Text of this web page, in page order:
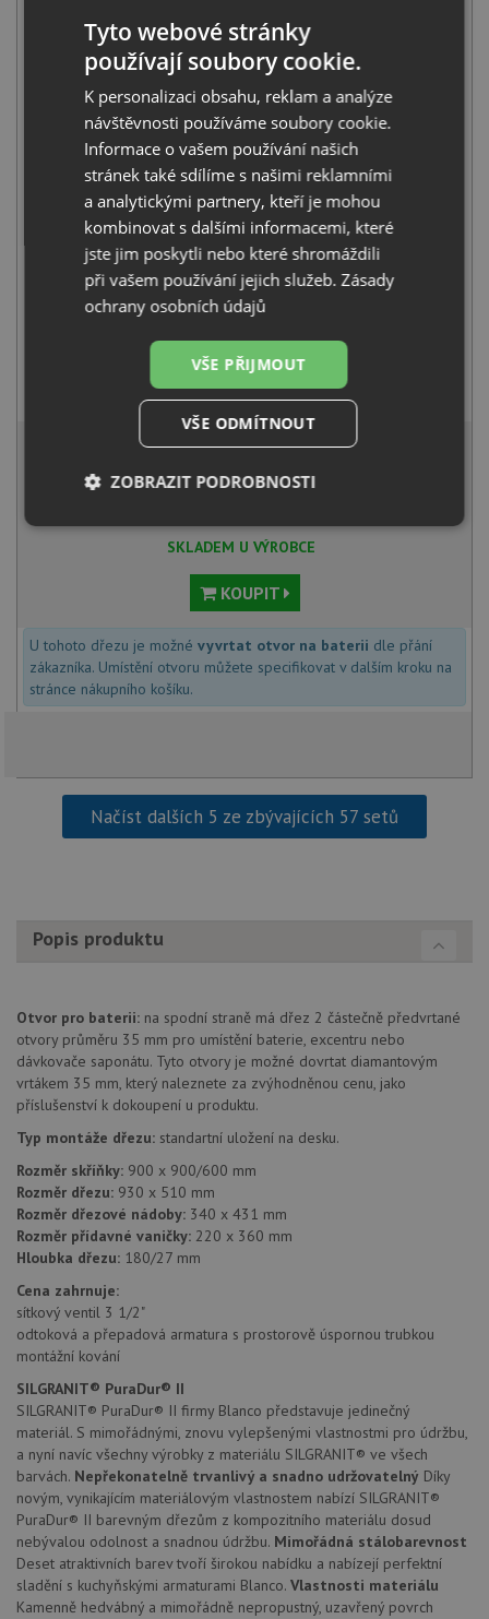
Blanco ZIA 9 E černá 526031
9 351 Kčs DPH
+
Blanco MILI černá matná 526665
3 411 Kčs DPH
12 124 Kčs DPH
Běžná cena:12 762 Kč
SKLADEM U VÝROBCE
KOUPIT
U tohoto dřezu je možné vyvrtat otvor na baterii dle přání
zákazníka. Umístění otvoru můžete specifikovat v dalším kroku na
stránce nákupního košíku.
Načíst dalších 5 ze zbývajících 57 setů
Popis produktu
Otvor pro baterii: na spodní straně má dřez 2 částečně předvrtané
otvory průměru 35 mm pro umístění baterie, excentru nebo
dávkovače saponátu. Tyto otvory je možné dovrtat diamantovým
vrtákem 35 mm, který naleznete za zvýhodněnou cenu, jako
příslušenství k dokoupení u produktu.
Typ montáže dřezu: standartní uložení na desku.
Rozměr skříňky: 900 x 900/600 mm
Rozměr dřezu: 930 x 510 mm
Rozměr dřezové nádoby: 340 x 431 mm
Rozměr přídavné vaničky: 220 x 360 mm
Hloubka dřezu: 180/27 mm
Cena zahrnuje:
sítkový ventil 3 1/2"
odtoková a přepadová armatura s prostorově úspornou trubkou
montážní kování
SILGRANIT® PuraDur® II
SILGRANIT® PuraDur® II firmy Blanco představuje jedinečný
materiál. S mimořádnými, znovu vylepšenými vlastnostmi pro údržbu,
a nyní navíc všechny výrobky z materiálu SILGRANIT® ve všech
barvách. Nepřekonatelně trvanlivý a snadno udržovatelný Díky
novým, vynikajícím materiálovým vlastnostem nabízí SILGRANIT®
PuraDur® II barevným dřezům z kompozitního materiálu dosud
nebývalou odolnost a snadnou údržbu. Mimořádná stálobarevnost
Deset atraktivních barev tvoří širokou nabídku a nabízejí perfektní
sladění s kuchyňskými armaturami Blanco. Vlastnosti materiálu
Kamenně hedvábný a mimořádně nepropustný, uzavřený povrch
Tyto webové stránky
používají soubory cookie.
K personalizaci obsahu, reklam a analýze
návštěvnosti používáme soubory cookie.
Informace o vašem používání našich
stránek také sdílíme s našimi reklamními
a analytickými partnery, kteří je mohou
kombinovat s dalšími informacemi, které
jste jim poskytli nebo které shromáždili
při vašem používání jejich služeb.Zásady
ochrany osobních údajů
VŠE PŘIJMOUT
VŠE ODMÍTNOUT
ZOBRAZIT PODROBNOSTI
Nezbytně
Výkonové
soubory
Soubory
Funkční soubory
Nezařazené
soubory
Nezbytně nutné soubory
Výkonové soubory
funkce webových stránek, jako je přihlášení
Název
Doména
Vyprší Popis
udid .drezy-blanco.cz
4 týdny 2
dny
AWSALBCORS
cookie
CookieScriptConsent
CookieScript
www.drezy-
5 měsíců
4 týdny
zásadách ochrany soukromí společnosti Google